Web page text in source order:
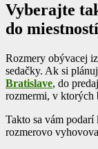
Vyberajte
do
Rozmery obývacej
sedačky. Ak si
Bratislave, do
rozmermi, v ktorých
Takto sa vám
rozmerovo